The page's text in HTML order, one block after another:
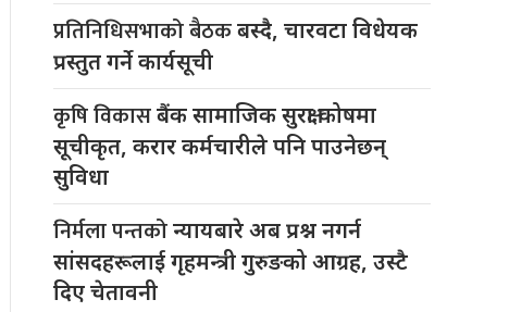
प्रतिनिधिसभाको बैठकबस्दै, चारवटा विधेयक
प्रस्तुत गर्ने कार्यसूची
कृषि विकासबैंक सामाजिक सुरक्षा कोषमा
सूचीकृत, करार कर्मचारीले पनि पाउनेछन्
सुविधा
निर्मला पन्तकोन्यायबारे अब प्रश्न नगर्न
सांसदहरूलाई गृहमन्त्री गुरुङको आग्रह, उस्टै
दिए चेतावनी